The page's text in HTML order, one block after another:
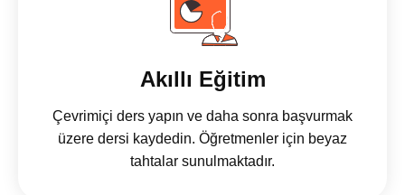
Akıllı Eğitim
Çevrimiçi ders yapın ve daha sonra başvurmak
üzere dersi kaydedin. Öğretmenler için beyaz
tahtalar sunulmaktadır.